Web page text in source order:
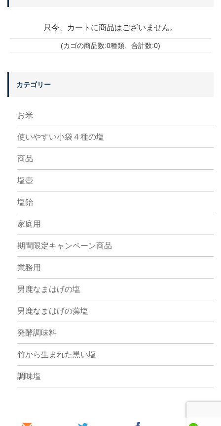
只今、カートに商品はございません。
(カゴの商品数:0種類、合計数:0)
カテゴリー
お米
使いやすい小袋４種の塩
商品
塩壺
塩飴
家庭用
期間限定キャンペーン商品
業務用
男鹿なまはげの塩
男鹿なまはげの藻塩
発酵調味料
竹から生まれた黒い塩
調味塩